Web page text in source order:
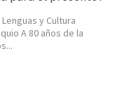
y Cultura
A 80 años de la